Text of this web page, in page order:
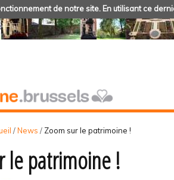
de notre site. En utilisant ce
/News / Zoom sur le patrimoine !
le patrimoine !